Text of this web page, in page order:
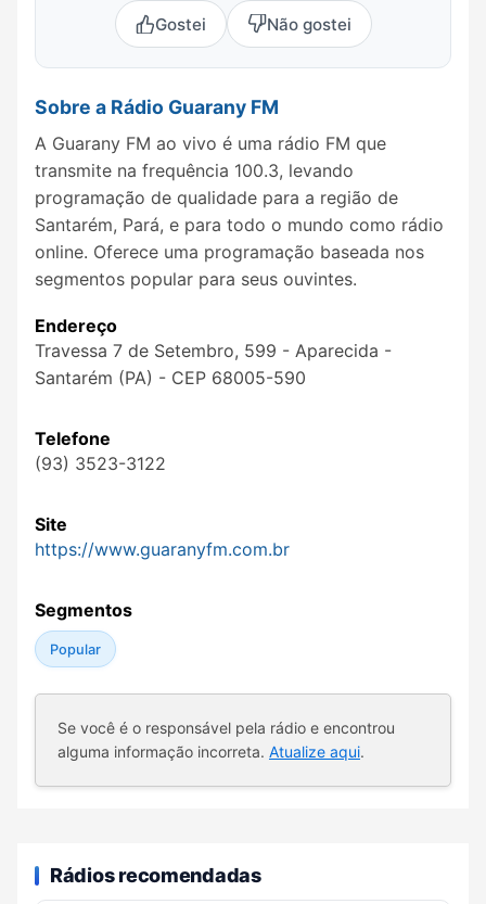
Gostei Não gostei
Sobre a Rádio Guarany FM
A Guarany FM ao vivo é uma rádio FM que
transmite na frequência 100.3, levando
programação de qualidade para a região de
Santarém, Pará, e para todo o mundo como rádio
online. Oferece uma programação baseada nos
segmentos popular para seus ouvintes.
Endereço
Travessa 7 de Setembro, 599 - Aparecida -
Santarém (PA) - CEP 68005-590
Telefone
(93) 3523-3122
Site
https://www.guaranyfm.com.br
Segmentos
Popular
Se você é o responsável pela rádio e encontrou
alguma informação incorreta. Atualize aqui.
Rádios recomendadas